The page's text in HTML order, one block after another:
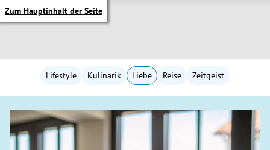
Zum Hauptinhalt der Seite
Lifestyle Kulinarik Liebe Reise Zeitgeist